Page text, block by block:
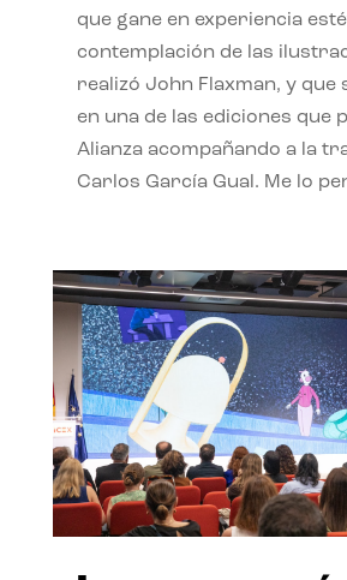
que gane en experiencia
contemplación de las
realizó John Flaxman, y que
en una de las ediciones que
Alianza acompañando a la
Carlos García Gual. Me lo